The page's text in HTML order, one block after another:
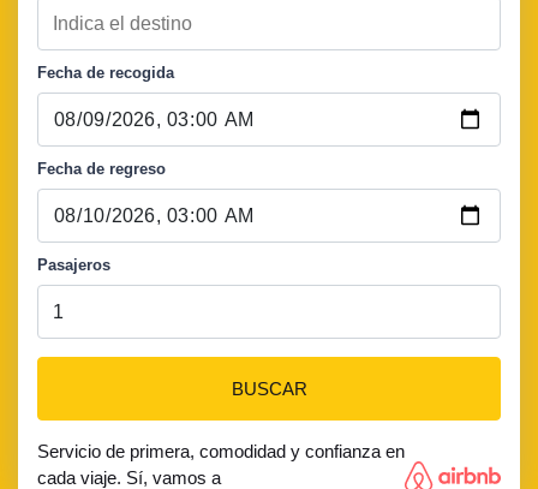
Fecha de recogida
Fecha de regreso
Pasajeros
BUSCAR
Servicio de primera, comodidad y confianza en
cada viaje. Sí, vamos a